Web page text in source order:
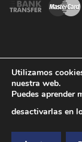
Utilizamos
nuestra web.
Puedes aprender
desactivarlas en